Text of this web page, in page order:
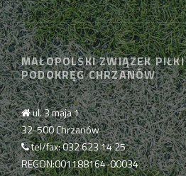
MAŁOPOLSKI ZWIĄZEK
PODOKRĘG CHRZANÓW
ul. 3 maja 1
32-500 Chrzanów
tel/fax: 032 623 14 25
REGON:001188164-00034